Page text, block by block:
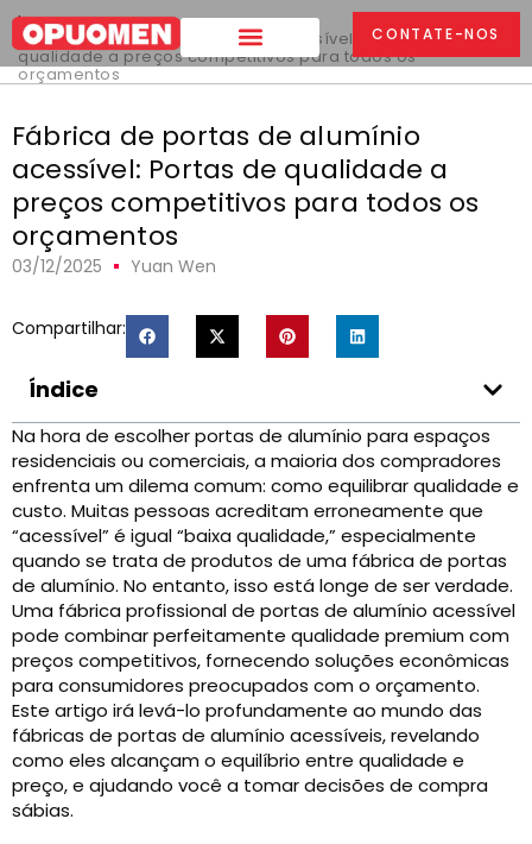
CONTATE-NOS
Lar >
Fábrica de portas de alumínio acessível: Portas de
qualidade a preços competitivos para todos os
orçamentos
Fábrica de portas de alumínio
acessível: Portas de qualidade a
preços competitivos para todos os
orçamentos
03/12/2025 Yuan Wen
Compartilhar:
Índice
Na hora de escolher portas de alumínio para espaços
residenciais ou comerciais, a maioria dos compradores
enfrenta um dilema comum: como equilibrar qualidade e
custo. Muitas pessoas acreditam erroneamente que
“acessível” é igual “baixa qualidade,” especialmente
quando se trata de produtos de uma fábrica de portas
de alumínio. No entanto, isso está longe de ser verdade.
Uma fábrica profissional de portas de alumínio acessível
pode combinar perfeitamente qualidade premium com
preços competitivos, fornecendo soluções econômicas
para consumidores preocupados com o orçamento.
Este artigo irá levá-lo profundamente ao mundo das
fábricas de portas de alumínio acessíveis, revelando
como eles alcançam o equilíbrio entre qualidade e
preço, e ajudando você a tomar decisões de compra
sábias.